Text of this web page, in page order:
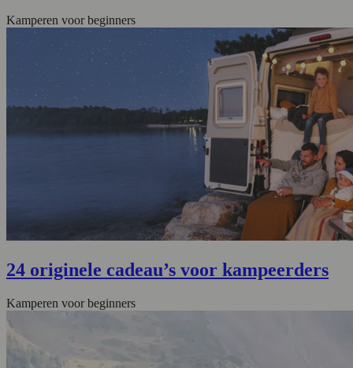
Kamperen voor beginners
24 originele cadeau’s voor kampeerders
Kamperen voor beginners